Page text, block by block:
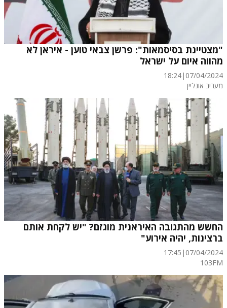
"מצטיינת בסיסמאות": פרשן צבאי טוען - איראן לא
מהווה איום על ישראל
07/04/2024
|
18:24
מעריב אונליין
החשש מהתגובה האיראנית מוגזם? "יש לקחת אותם
ברצינות, יהיה אירוע"
07/04/2024
|
17:45
103FM